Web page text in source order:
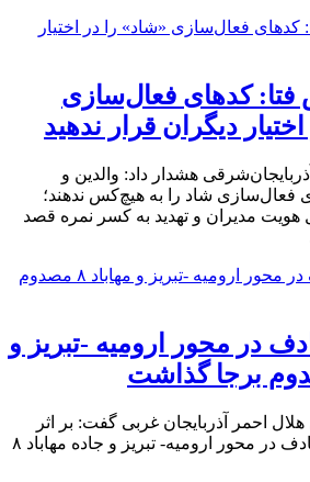
فتا: کدهای فعال‌سازی
دیگران قرار ندهید
هشدار داد: والدین و
فعال‌سازی شاد را به هیچ‌کس ندهند؛
هویت مدیران و تهدید به کسر نمره قصد
در محور ارومیه -تبریز و
احمر آذربایجان غربی گفت: بر اثر
بروز دو سانحه تصادف در محور ارومیه- تبریز و جاده مهاباد ۸